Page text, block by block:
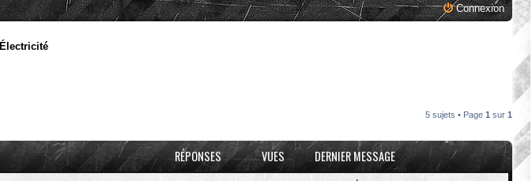
Connexion
Électricité
5 sujets • Page 1 sur 1
RÉPONSES VUES DERNIER MESSAGE